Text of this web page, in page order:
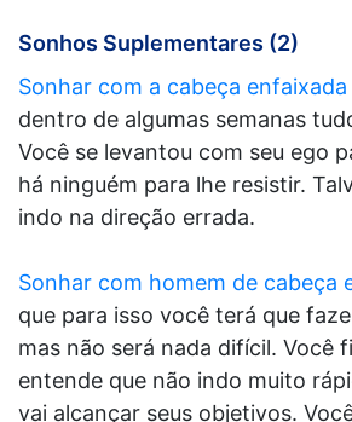
Sonhos Suplementares (2)
Sonhar com a cabeça enfaixada
dentro de algumas semanas
Você se levantou com seu ego
há ninguém para lhe resistir.
indo na direção errada.
Sonhar com homem de cabeça
que para isso você terá que
mas não será nada difícil. Você
entende que não indo muito
vai alcançar seus objetivos.